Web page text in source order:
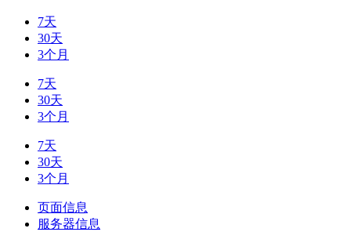
7天
30天
3个月
7天
30天
3个月
7天
30天
3个月
页面信息
服务器信息